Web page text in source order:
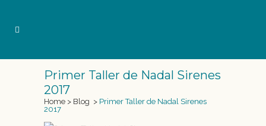
Primer Taller de Nadal Sirenes
2017
Home > Blog > Primer Taller de Nadal Sirenes
2017